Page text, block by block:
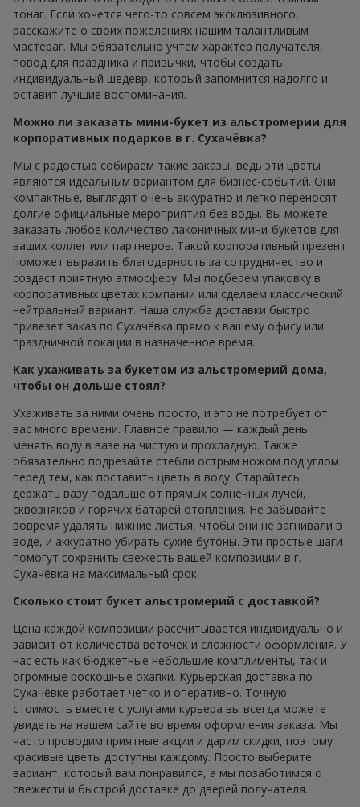
тонаг. Если хочется чего-то совсем эксклюзивного,
расскажите о своих пожеланиях нашим талантливым
мастераг. Мы обязательно учтем характер получателя,
повод для праздника и привычки, чтобы создать
индивидуальный шедевр, который запомнится надолго и
оставит лучшие воспоминания.
Можно ли заказать мини-букет из альстромерии для
корпоративных подарков в г. Сухачёвка?
Мы с радостью собираем такие заказы, ведь эти цветы
являются идеальным вариантом для бизнес-событий. Они
компактные, выглядят очень аккуратно и легко переносят
долгие официальные мероприятия без воды. Вы можете
заказать любое количество лаконичных мини-букетов для
ваших коллег или партнеров. Такой корпоративный презент
поможет выразить благодарность за сотрудничество и
создаст приятную атмосферу. Мы подберем упаковку в
корпоративных цветах компании или сделаем классический
нейтральный вариант. Наша служба доставки быстро
привезет заказ по Сухачёвка прямо к вашему офису или
праздничной локации в назначенное время.
Как ухаживать за букетом из альстромерий дома,
чтобы он дольше стоял?
Ухаживать за ними очень просто, и это не потребует от
вас много времени. Главное правило — каждый день
менять воду в вазе на чистую и прохладную. Также
обязательно подрезайте стебли острым ножом под углом
перед тем, как поставить цветы в воду. Старайтесь
держать вазу подальше от прямых солнечных лучей,
сквозняков и горячих батарей отопления. Не забывайте
вовремя удалять нижние листья, чтобы они не загнивали в
воде, и аккуратно убирать сухие бутоны. Эти простые шаги
помогут сохранить свежесть вашей композиции в г.
Сухачёвка на максимальный срок.
Сколько стоит букет альстромерий с доставкой?
Цена каждой композиции рассчитывается индивидуально и
зависит от количества веточек и сложности оформления. У
нас есть как бюджетные небольшие комплименты, так и
огромные роскошные охапки. Курьерская доставка по
Сухачёвке работает четко и оперативно. Точную
стоимость вместе с услугами курьера вы всегда можете
увидеть на нашем сайте во время оформления заказа. Мы
часто проводим приятные акции и дарим скидки, поэтому
красивые цветы доступны каждому. Просто выберите
вариант, который вам понравился, а мы позаботимся о
свежести и быстрой доставке до дверей получателя.